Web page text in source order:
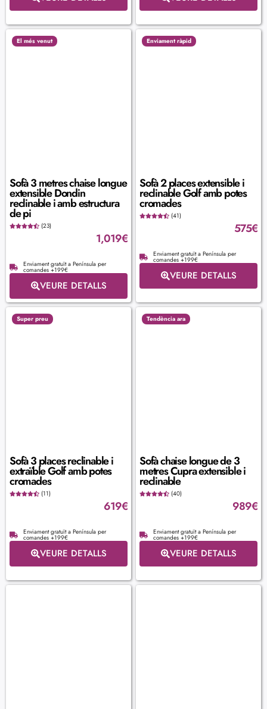
El més venut
Sofà 3 metres chaise longue
extensible Dondin
reclinable i amb estructura
de pi
(23)
1,019€
Enviament gratuït a Península per
comandes +199€
VEURE DETALLS
Enviament ràpid
Sofà 2 places extensible i
reclinable Golf amb potes
cromades
(41)
575€
Enviament gratuït a Península per
comandes +199€
VEURE DETALLS
Super preu
Sofà 3 places reclinable i
extraïble Golf amb potes
cromades
(11)
619€
Enviament gratuït a Península per
comandes +199€
VEURE DETALLS
Tendència ara
Sofà chaise longue de 3
metres Cupra extensible i
reclinable
(40)
989€
Enviament gratuït a Península per
comandes +199€
VEURE DETALLS